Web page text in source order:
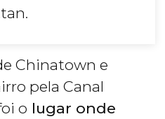
Chinatown e
pela Canal
o lugar onde